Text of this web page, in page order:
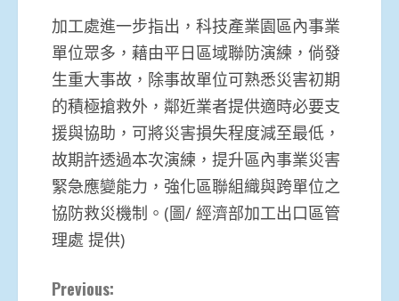
加工處進一步指出，科技產業園區內事業
單位眾多，藉由平日區域聯防演練，倘發
生重大事故，除事故單位可熟悉災害初期
的積極搶救外，鄰近業者提供適時必要支
援與協助，可將災害損失程度減至最低，
故期許透過本次演練，提升區內事業災害
緊急應變能力，強化區聯組織與跨單位之
協防救災機制。(圖/ 經濟部加工出口區管
理處 提供)
Continue
Previous: